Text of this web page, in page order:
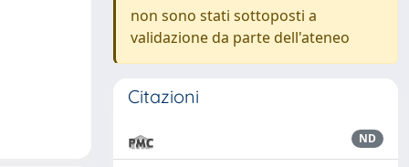
non sono stati sottoposti a
validazione da parte dell'ateneo
Citazioni
ND